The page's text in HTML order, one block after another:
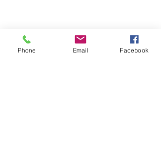
Phone Email Facebook